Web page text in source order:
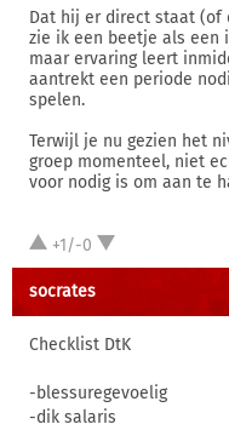
Dat hij er direct staat (of
zie ik een beetje als
maar ervaring leert
aantrekt een periode
spelen.
Terwijl je nu gezien het
groep momenteel, niet
voor nodig is om aan te
+1/-0
socrates
Checklist DtK
-blessuregevoelig
-dik salaris